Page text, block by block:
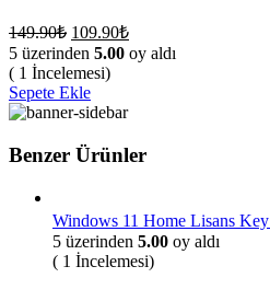
149.90₺ Orijinal
fiyat:
149.90₺.
109.90₺Şu
andaki
fiyat:
5 üzerinden 5.00 oy aldı
( 1 İncelemesi)
Sepete Ekle
Benzer Ürünler
Windows 11 Home Lisans Key
5 üzerinden 5.00 oy aldı
( 1 İncelemesi)